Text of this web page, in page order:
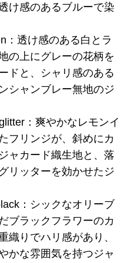
け感のあるブルーで染
：透け感のある白とラ
の上にグレーの花柄を
ドと、シャリ感のある
シャンブレー無地のジ
：爽やかなレモンイ
フリンジが、斜めにカ
ャカード織生地と、落
リッターを効かせたジ
：シックなオリーブ
ブラックフラワーのカ
織りでハリ感があり、
かな雰囲気を持つジャ